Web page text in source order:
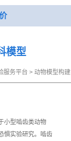
模型
服务平台 > 动物模型构建
小型啮齿类动物
惧实验研究。啮齿